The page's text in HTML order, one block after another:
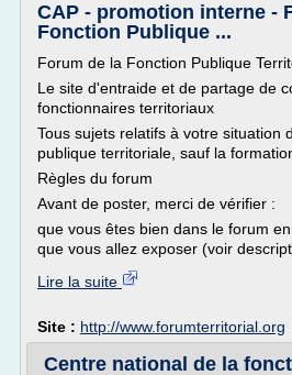
CAP - promotion interne -
Fonction Publique ...
Forum de la Fonction Publique
Le site d'entraide et de partage de
fonctionnaires territoriaux
Tous sujets relatifs à votre situation
publique territoriale, sauf la
Règles du forum
Avant de poster, merci de vérifier :
que vous êtes bien dans le forum
que vous allez exposer (voir
Lire la suite
Site : http://www.forumterritorial.org
Centre national de la